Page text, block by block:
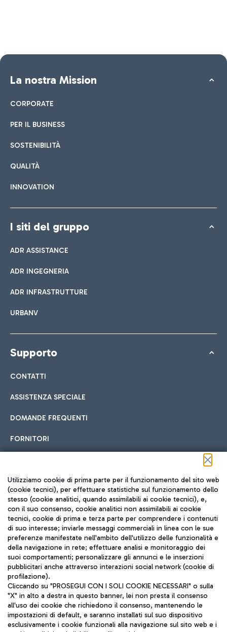
La nostra Mission
CORPORATE
PER IL BUSINESS
SOSTENIBILITÀ
QUALITÀ
INNOVATION
I siti del gruppo
ADR ASSISTANCE
ADR INGEGNERIA
ADR INFRASTRUTTURE
URBANV
Supporto
CONTATTI
ASSISTENZA SPECIALE
DOMANDE FREQUENTI
FORNITORI
Seguici sui social
TRAVEL JOURNAL
ITA
Utilizziamo cookie di prima parte per il funzionamento del sito web
(cookie tecnici), per effettuare statistiche sul funzionamento dello
stesso (cookie analitici, quando assimilabili ai cookie tecnici), e,
con il suo consenso, cookie analitici non assimilabili ai cookie
tecnici, cookie di prima e terza parte per comprendere i contenuti
di suo interesse; inviarle messaggi commerciali in linea con le sue
preferenze manifestate nell'ambito dell'utilizzo delle funzionalità e
della navigazione in rete; effettuare analisi e monitoraggio dei
suoi comportamenti; personalizzare gli annunci e le inserzioni
pubblicitari anche attraverso interazioni social network (cookie di
profilazione).
Cliccando su "PROSEGUI CON I SOLI COOKIE NECESSARI" o sulla
"X" in alto a destra in questo banner, lei non presta il consenso
all'uso dei cookie che richiedono il consenso, mantenendo le
impostazioni di default, e saranno installati sul suo dispositivo
esclusivamente i cookie funzionali alla navigazione sul sito web e i